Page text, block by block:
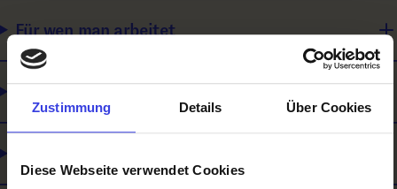
Zustimmung Details Über Cookies
Diese Webseite verwendet Cookies
Für wen man arbeitet